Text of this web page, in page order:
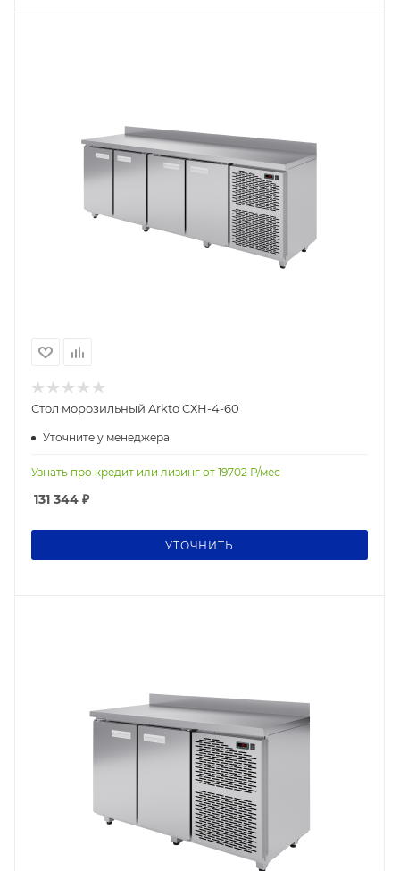
Стол морозильный Arkto СХН-4-60
Уточните у менеджера
Узнать про кредит или лизинг от 19702 Р/мес
131 344 ₽
УТОЧНИТЬ